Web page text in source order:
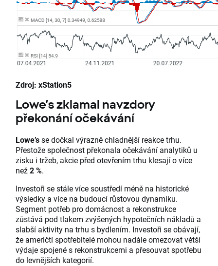
Zdroj: xStation5
Lowe’s zklamal navzdory
překonání očekávání
Lowe’sse dočkal výrazně chladnější reakce trhu.
Přestože společnost překonala očekávání analytiků u
zisku i tržeb, akcie před otevřením trhu klesají o více
než2 %.
Investoři se stále více soustředí méně na historické
výsledky a více na budoucí růstovou dynamiku.
Segment potřeb pro domácnost a rekonstrukce
zůstává pod tlakem zvýšených hypotečních nákladů a
slabší aktivity na trhu s bydlením. Investoři se obávají,
že američtí spotřebitelé mohou nadále omezovat větší
výdaje spojené s rekonstrukcemi a přesouvat spotřebu
do levnějších kategorií.